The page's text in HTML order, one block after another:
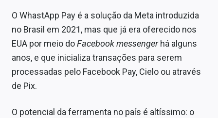
O WhastApp Pay é a solução da Meta introduzida
no Brasil em 2021, mas que já era oferecido nos
EUA por meio doFacebook messengerhá alguns
anos, e que inicializa transações para serem
processadas pelo Facebook Pay, Cielo ou através
de Pix.
O potencial da ferramenta no país é altíssimo: o